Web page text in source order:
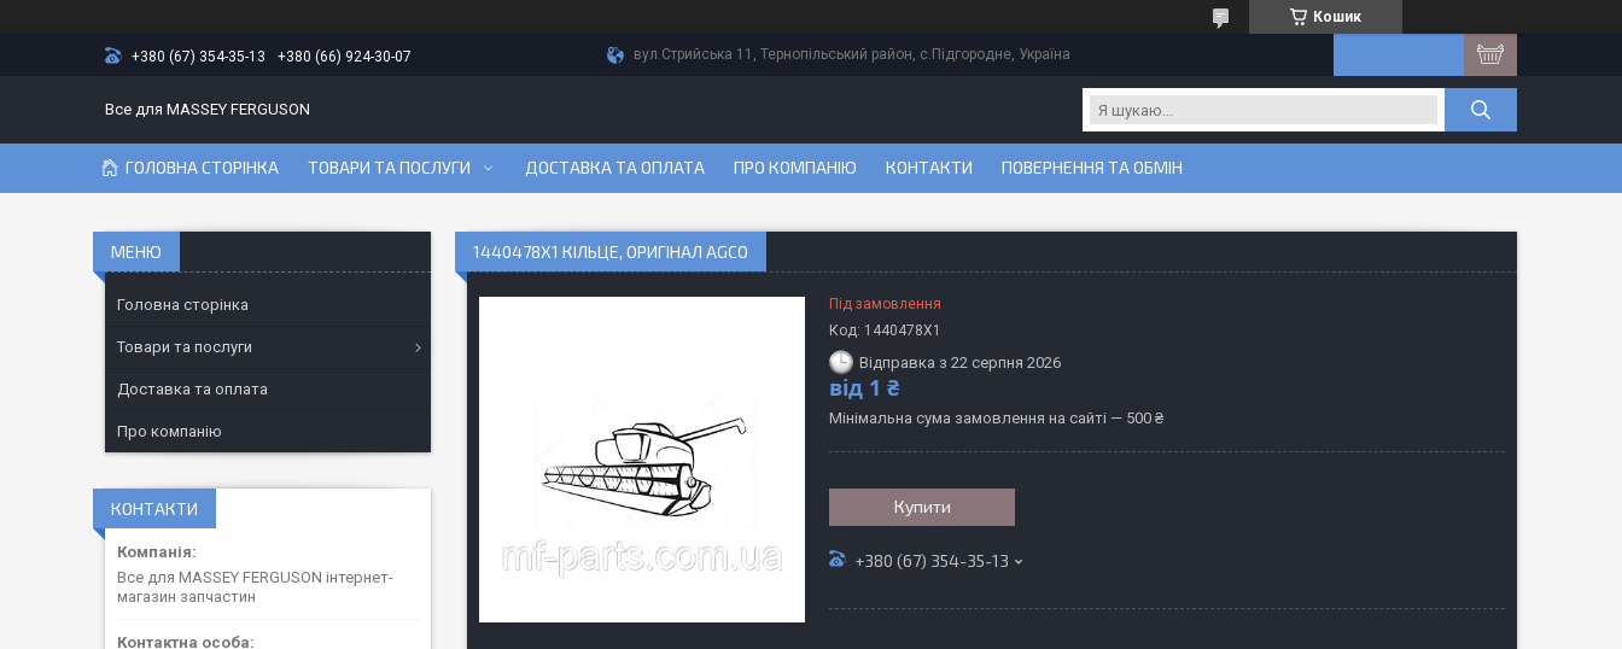
Кошик
+380 (67) 354-35-13 +380 (66) 924-30-07 вул.Стрийська 11, Тернопільський район, с.Підгородне, Україна
Все для MASSEY FERGUSON
ГОЛОВНА СТОРІНКА ТОВАРИ ТА ПОСЛУГИ ДОСТАВКА ТА ОПЛАТА ПРО КОМПАНІЮ КОНТАКТИ ПОВЕРНЕННЯ ТА ОБМІН
1440478X1 КІЛЬЦЕ, ОРИГІНАЛ AGCO
Під замовлення
Код: 1440478X1
Відправка з 22 серпня 2026
від 1 ₴
Мінімальна сума замовлення на сайті — 500 ₴
Купити
+380 (67) 354-35-13
Головна сторінка
Товари та послуги
Доставка та оплата
Про компанію
КОНТАКТИ
Все для MASSEY FERGUSON інтернет-
магазин запчастин